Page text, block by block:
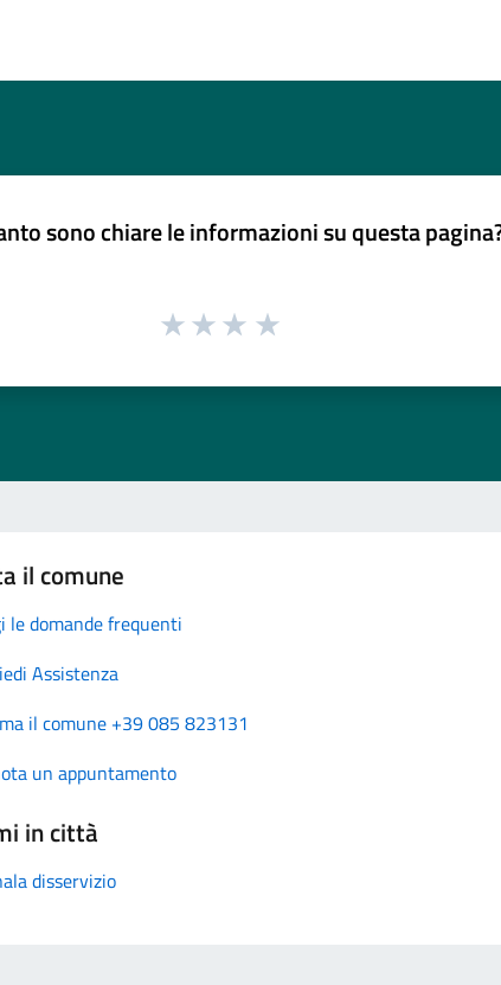
sono chiare le informazioni su questa
il comune
le domande frequenti
Assistenza
il comune +39 085 823131
un appuntamento
in città
disservizio